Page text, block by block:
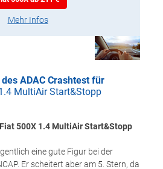
Mehr Infos
ADAC Crashtest für
MultiAir Start&Stopp
500X 1.4 MultiAir Start&Stopp
eine gute Figur bei der
Er scheitert aber am 5. Stern, da